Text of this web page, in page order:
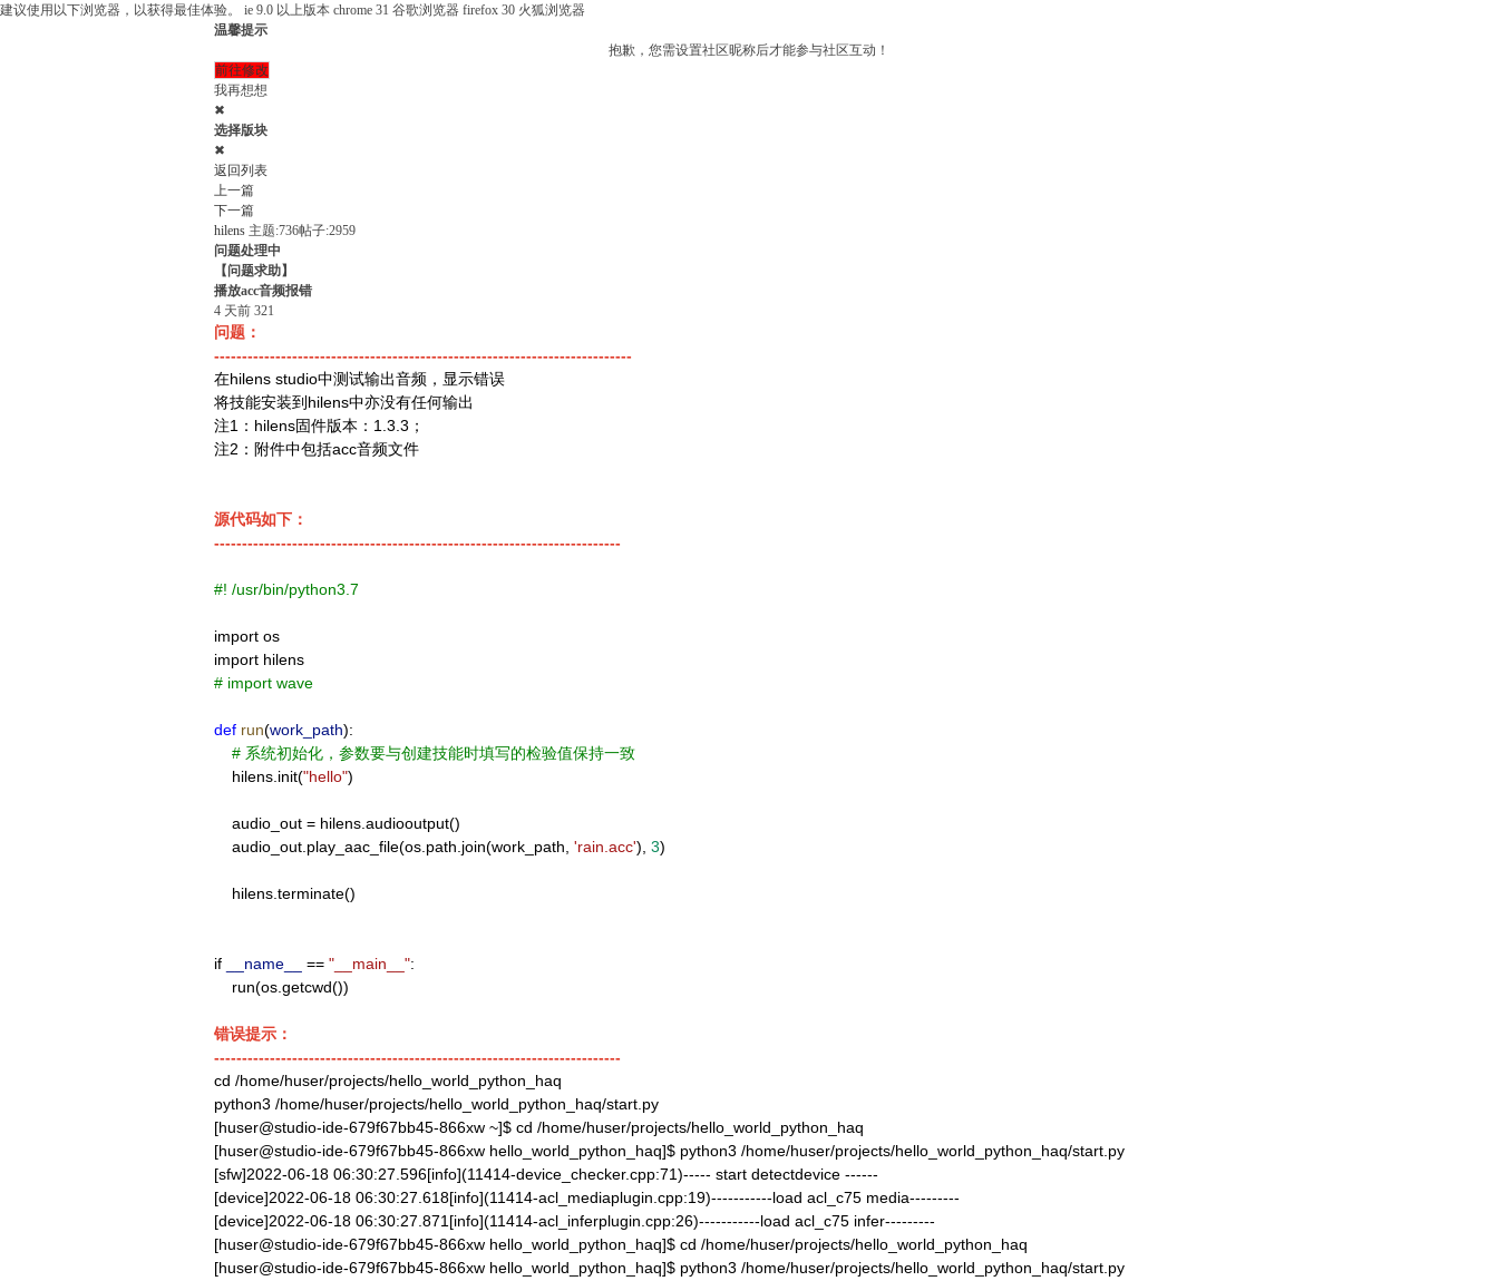
建议使用以下浏览器，以获得最佳体验。 ie 9.0 以上版本 chrome 31 谷歌浏览器 firefox 30 火狐浏览器
温馨提示
抱歉，您需设置社区昵称后才能参与社区互动！
前往修改
我再想想
✖
选择版块
✖
返回列表
上一篇
下一篇
hilens 主题:736帖子:2959
问题处理中
【问题求助】
播放acc音频报错
4 天前 321
问题：
---------------------------------------------------------------------------
在hilens studio中测试输出音频，显示错误
将技能安装到hilens中亦没有任何输出
注1：hilens固件版本：1.3.3；
注2：附件中包括acc音频文件
源代码如下：
-------------------------------------------------------------------------
#! /usr/bin/python3.7
import os
import hilens
# import wave
def run(work_path):
# 系统初始化，参数要与创建技能时填写的检验值保持一致
hilens.init("hello")
audio_out = hilens.audiooutput()
audio_out.play_aac_file(os.path.join(work_path, 'rain.acc'), 3)
hilens.terminate()
if __name__ == "__main__":
run(os.getcwd())
错误提示：
-------------------------------------------------------------------------
cd /home/huser/projects/hello_world_python_haq
python3 /home/huser/projects/hello_world_python_haq/start.py
[huser@studio-ide-679f67bb45-866xw ~]$ cd /home/huser/projects/hello_world_python_haq
[huser@studio-ide-679f67bb45-866xw hello_world_python_haq]$ python3 /home/huser/projects/hello_world_python_haq/start.py
[sfw]2022-06-18 06:30:27.596[info](11414-device_checker.cpp:71)----- start detectdevice ------
[device]2022-06-18 06:30:27.618[info](11414-acl_mediaplugin.cpp:19)-----------load acl_c75 media---------
[device]2022-06-18 06:30:27.871[info](11414-acl_inferplugin.cpp:26)-----------load acl_c75 infer---------
[huser@studio-ide-679f67bb45-866xw hello_world_python_haq]$ cd /home/huser/projects/hello_world_python_haq
[huser@studio-ide-679f67bb45-866xw hello_world_python_haq]$ python3 /home/huser/projects/hello_world_python_haq/start.py